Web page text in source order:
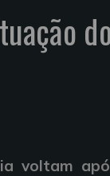
voltam